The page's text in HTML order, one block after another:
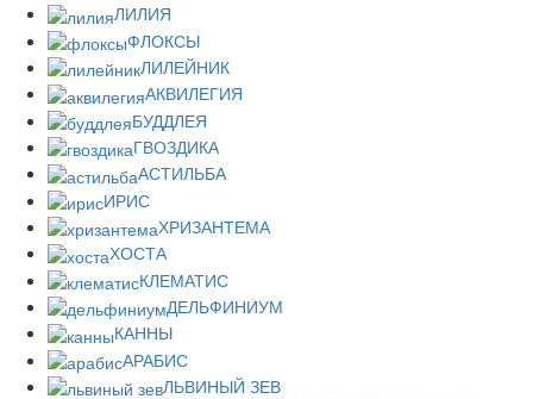
ЛИЛИЯ
ФЛОКСЫ
ЛИЛЕЙНИК
АКВИЛЕГИЯ
БУДДЛЕЯ
ГВОЗДИКА
АСТИЛЬБА
ИРИС
ХРИЗАНТЕМА
ХОСТА
КЛЕМАТИС
ДЕЛЬФИНИУМ
КАННЫ
АРАБИС
ЛЬВИНЫЙ ЗЕВ